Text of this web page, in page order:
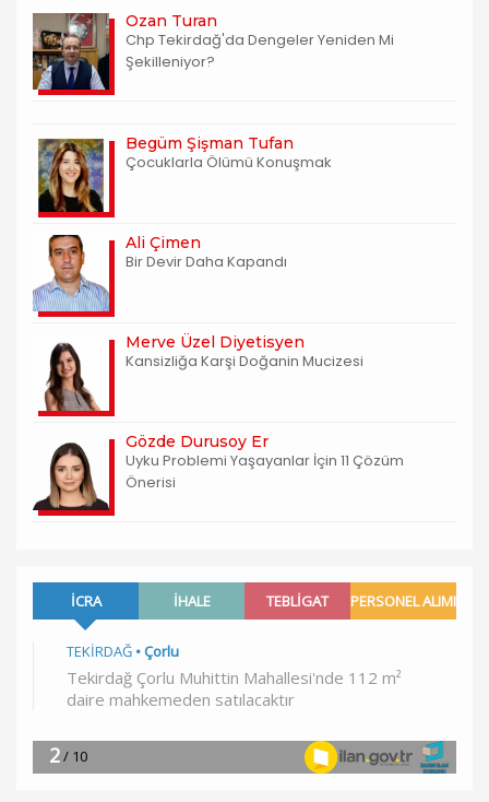
Ozan Turan
Chp Tekirdağ'da Dengeler Yeniden Mi
Şekilleniyor?
Begüm Şişman Tufan
Çocuklarla Ölümü Konuşmak
Ali Çimen
Bir Devir Daha Kapandı
Merve Üzel Diyetisyen
Kansizliğa Karşi Doğanin Mucizesi
Gözde Durusoy Er
Uyku Problemi Yaşayanlar İçin 11 Çözüm
Önerisi